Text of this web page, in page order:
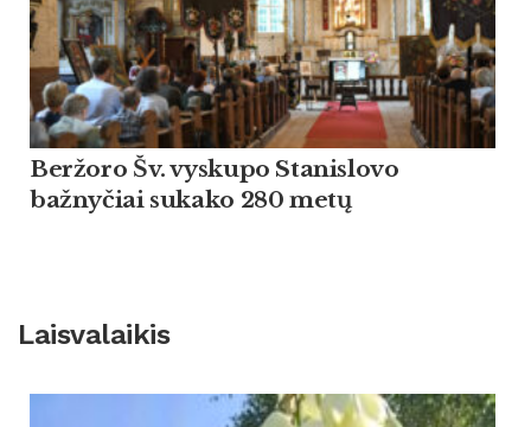
Beržoro Šv. vyskupo Stanislovo
bažnyčiai sukako 280 metų
Laisvalaikis